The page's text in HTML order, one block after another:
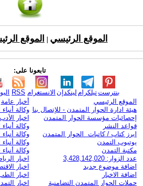
الموقع الرئيسي الموقع
تابعونا على:
RSS الانستغرام لينكدإن تيلكرامبنترست
الموقع الرئيسي
هيئة ادارة الحوار المتمدن - للإتصال بنا
إحصائيات مؤسسة الحوار المتمدن
قواعد النشر
ابرز كتاب / كاتبات الحوار المتمدن
يوتيوب التمدن
مكتبة التمدن
عدد الزوار: 3,428,142,020
اضافة موضوع جديد
اضافة الاخبار
حملات الحوار المتمدن التضامنية
أخبار عامة
وكالة
اخبار
وكالة أنباء
وكالة أنباء
وكالة
وكالة
اخبار
اخبار
اخبار
اخبار